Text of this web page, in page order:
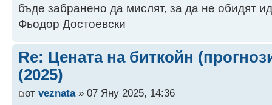
бъде забранено да мислят, за да не обидят
Фьодор Достоевски
Re: Цената на биткойн
(2025)
от veznata» 07 Яну 2025, 14:36